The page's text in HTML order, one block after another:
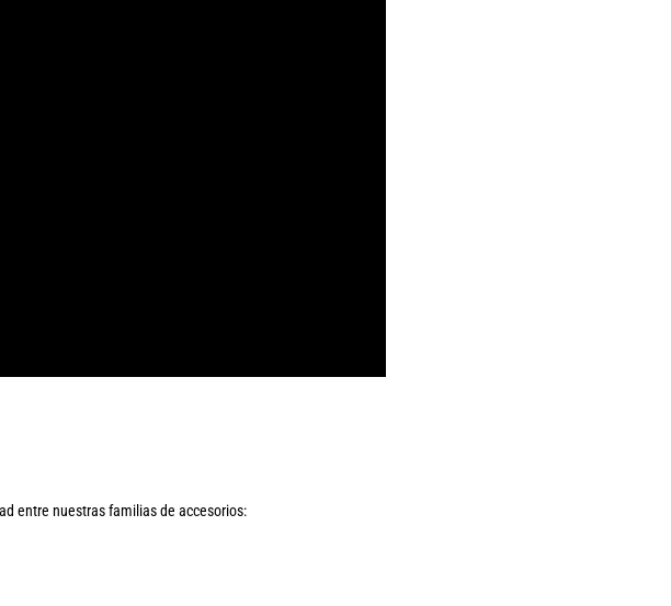
entre nuestras familias de accesorios: